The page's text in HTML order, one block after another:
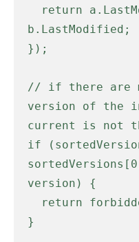
b.LastModified;
});
// if there are
version of the
current is not
if
version) {
}